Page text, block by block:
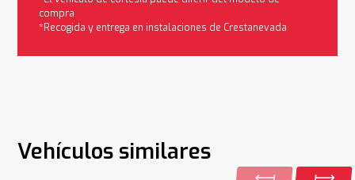
compra
*Recogida y entrega en instalaciones de Crestanevada
Vehículos similares